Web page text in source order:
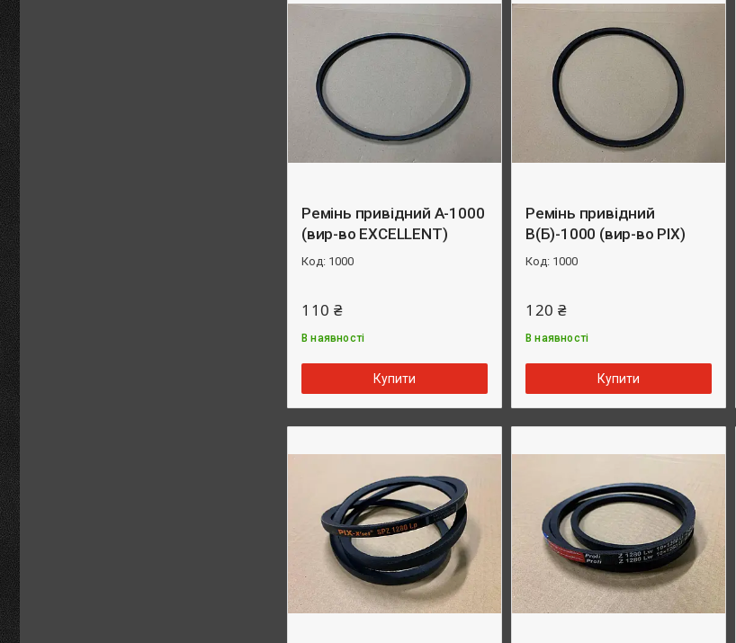
Ремінь привідний А-1000
(вир-во EXCELLENT)
1000
110 ₴
В наявності
Купити
Ремінь привідний
B(Б)-1000 (вир-во PIX)
1000
120 ₴
В наявності
Купити